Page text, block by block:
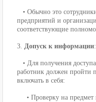
• Обычно это
предприятий и
соответствующие
3. Допуск к информации:
• Для получения
работник должен пройти
включать в себя:
• Проверку на предмет